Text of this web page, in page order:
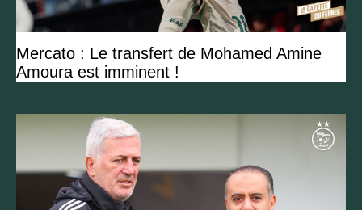
Mercato : Le transfert de Mohamed Amine
Amoura est imminent !